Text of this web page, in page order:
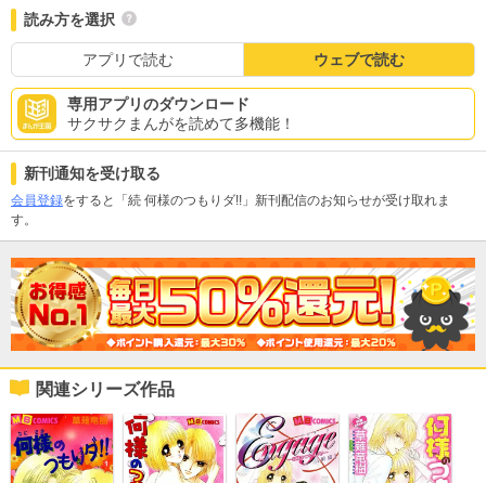
読み方を選択
アプリで読む ウェブで読む
専用アプリのダウンロード
サクサクまんがを読めて多機能！
新刊通知を受け取る
会員登録をすると「続 何様のつもりダ!!」新刊配信のお知らせが受け取れま
す。
関連シリーズ作品